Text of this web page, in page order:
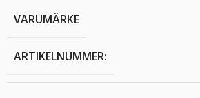
VARUMÄRKE
ARTIKELNUMMER: